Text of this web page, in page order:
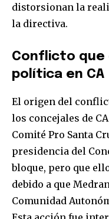
distorsionan la
la directiva.
Conflicto que
política en CA
El origen del
los concejales de
Comité Pro Santa
presidencia del
bloque, pero que
debido a que
Comunidad